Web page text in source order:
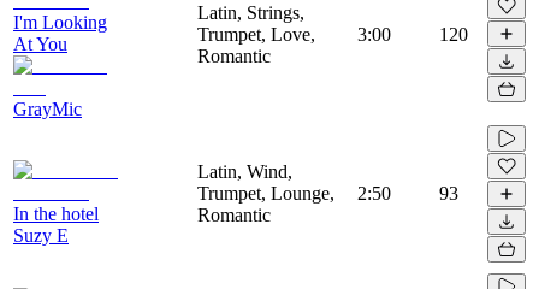
I'm Looking
At You
GrayMic
Latin, Strings,
Trumpet, Love,
Romantic
3:00 120
In the hotel
Suzy E
Latin, Wind,
Trumpet, Lounge,
Romantic
2:50 93